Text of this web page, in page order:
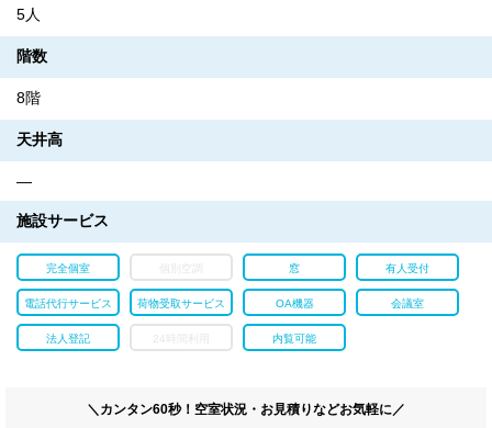
5人
階数
8階
天井高
―
施設サービス
完全個室 個別空調 窓 有人受付
電話代行サービス 荷物受取サービス OA機器 会議室
法人登記 24時間利用 内覧可能
＼カンタン60秒！空室状況・お見積りなどお気軽に／